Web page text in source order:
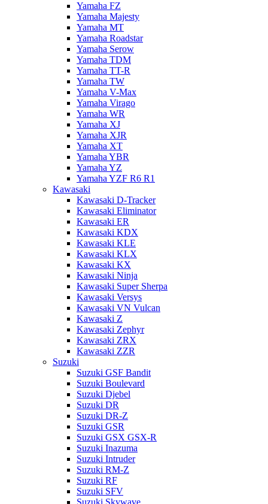
Yamaha FZ
Yamaha Majesty
Yamaha MT
Yamaha Roadstar
Yamaha Serow
Yamaha TDM
Yamaha TT-R
Yamaha TW
Yamaha V-Max
Yamaha Virago
Yamaha WR
Yamaha XJ
Yamaha XJR
Yamaha XT
Yamaha YBR
Yamaha YZ
Yamaha YZF R6 R1
Kawasaki
Kawasaki D-Tracker
Kawasaki Eliminator
Kawasaki ER
Kawasaki KDX
Kawasaki KLE
Kawasaki KLX
Kawasaki KX
Kawasaki Ninja
Kawasaki Super Sherpa
Kawasaki Versys
Kawasaki VN Vulcan
Kawasaki Z
Kawasaki Zephyr
Kawasaki ZRX
Kawasaki ZZR
Suzuki
Suzuki GSF Bandit
Suzuki Boulevard
Suzuki Djebel
Suzuki DR
Suzuki DR-Z
Suzuki GSR
Suzuki GSX GSX-R
Suzuki Inazuma
Suzuki Intruder
Suzuki RM-Z
Suzuki RF
Suzuki SFV
Suzuki Skywave